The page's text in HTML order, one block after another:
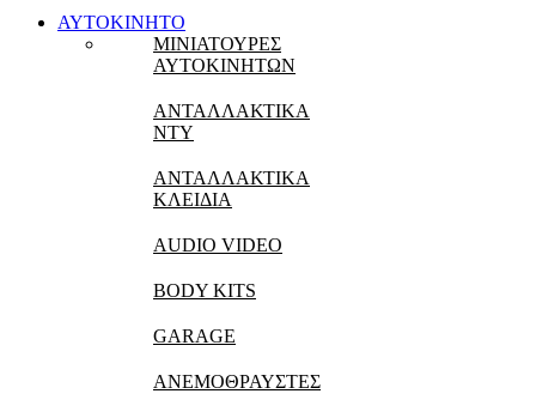
ΑΥΤΟΚΙΝΗΤΟ
ΜΙΝΙΑΤΟΥΡΕΣ
ΑΥΤΟΚΙΝΗΤΩΝ
ΑΝΤΑΛΛΑΚΤΙΚΑ
NTY
ΑΝΤΑΛΛΑΚΤΙΚΑ
ΚΛΕΙΔΙΑ
AUDIO VIDEO
BODY KITS
GARAGE
ΑΝΕΜΟΘΡΑΥΣΤΕΣ